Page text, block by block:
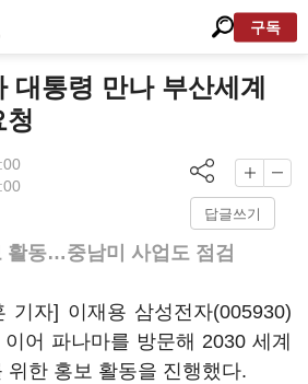
구독
대통령 만나 부산세계
청
답글쓰기
활동…중남미 사업도 점검
기자] 이재용 삼성전자(005930)
어 파나마를 방문해 2030 세계
위한 홍보 활동을 진행했다.